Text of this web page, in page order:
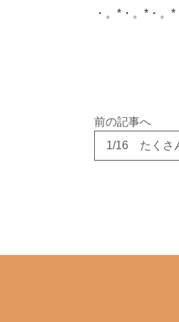
・。*・。*・。
前の記事へ